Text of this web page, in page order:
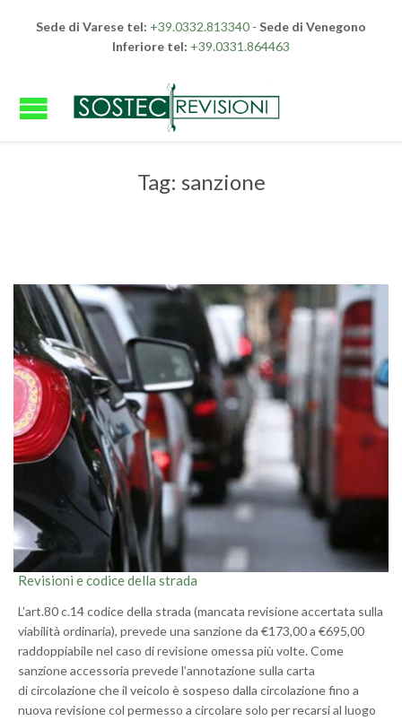
Sede di Varese tel: +39.0332.813340 - Sede di Venegono
Inferiore tel: +39.0331.864463
Tag: sanzione
Revisioni e codice della strada
L’art.80 c.14 codice della strada (mancata revisione accertata sulla
viabilità ordinaria), prevede una sanzione da €173,00 a €695,00
raddoppiabile nel caso di revisione omessa più volte. Come
sanzione accessoria prevede l’annotazione sulla carta
di circolazione che il veicolo è sospeso dalla circolazione fino a
nuova revisione col permesso a circolare solo per recarsi al luogo